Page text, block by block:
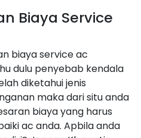
Biaya Service
biaya service ac
dulu penyebab kendala
diketahui jenis
maka dari situ anda
biaya yang harus
ac anda. Apbila anda